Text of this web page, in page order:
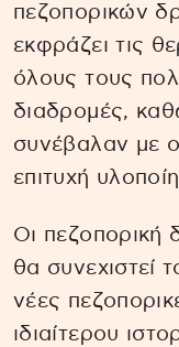
πεζοπορικών
εκφράζει τις
όλους τους
διαδρομές,
συνέβαλαν με
επιτυχή
Οι πεζοπορική
θα συνεχιστεί
νέες
ιδιαίτερου